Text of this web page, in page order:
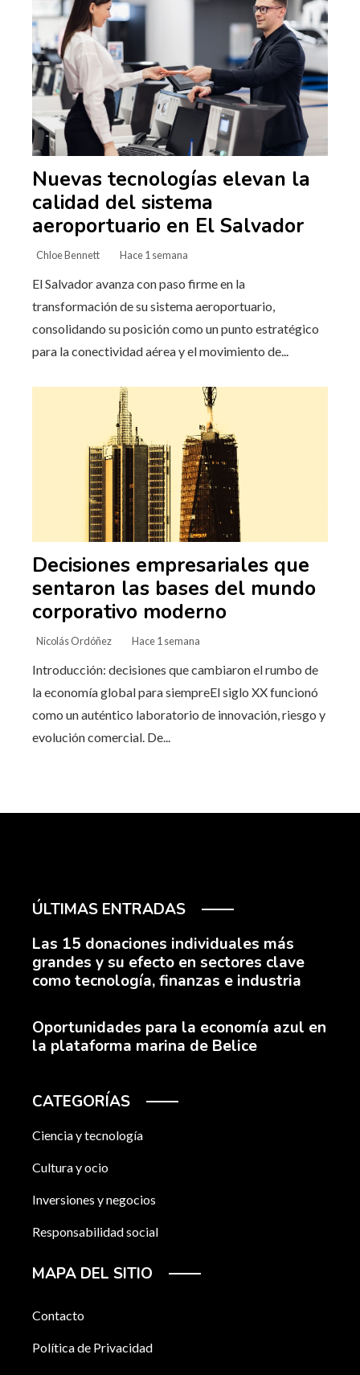
Nuevas tecnologías elevan la
calidad del sistema
aeroportuario en El Salvador
Chloe Bennett Hace 1 semana
El Salvador avanza con paso firme en la
transformación de su sistema aeroportuario,
consolidando su posición como un punto estratégico
para la conectividad aérea y el movimiento de...
Decisiones empresariales que
sentaron las bases del mundo
corporativo moderno
Nicolás Ordóñez Hace 1 semana
Introducción: decisiones que cambiaron el rumbo de
la economía global para siempreEl siglo XX funcionó
como un auténtico laboratorio de innovación, riesgo y
evolución comercial. De...
ÚLTIMAS ENTRADAS
Las 15 donaciones individuales más
grandes y su efecto en sectores clave
como tecnología, finanzas e industria
Oportunidades para la economía azul en
la plataforma marina de Belice
CATEGORÍAS
Ciencia y tecnología
Cultura y ocio
Inversiones y negocios
Responsabilidad social
MAPA DEL SITIO
Contacto
Política de Privacidad